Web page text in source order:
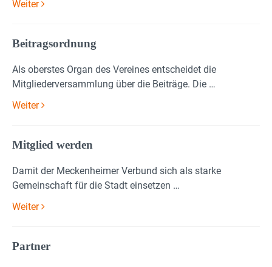
Weiter
Beitragsordnung
Als oberstes Organ des Vereines entscheidet die
Mitgliederversammlung über die Beiträge. Die …
Weiter
Mitglied werden
Damit der Meckenheimer Verbund sich als starke
Gemeinschaft für die Stadt einsetzen …
Weiter
Partner